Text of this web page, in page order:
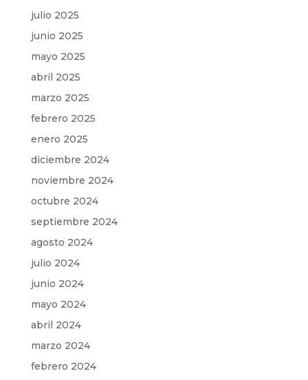
julio 2025
junio 2025
mayo 2025
abril 2025
marzo 2025
febrero 2025
enero 2025
diciembre 2024
noviembre 2024
octubre 2024
septiembre 2024
agosto 2024
julio 2024
junio 2024
mayo 2024
abril 2024
marzo 2024
febrero 2024